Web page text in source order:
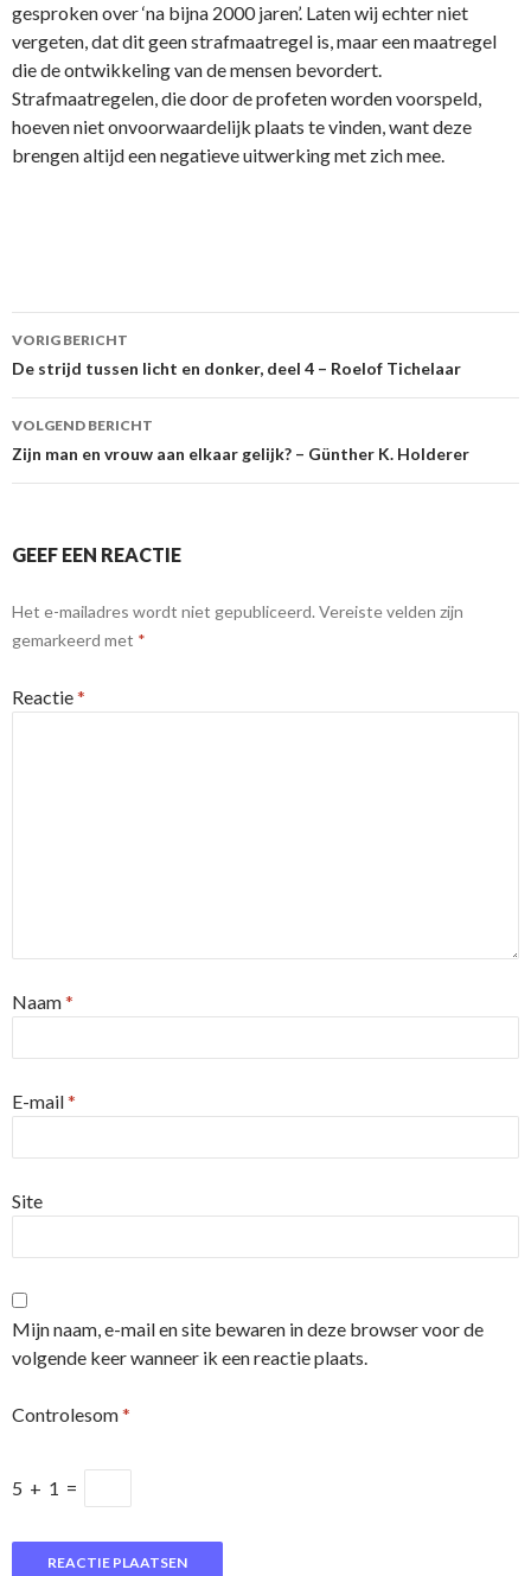
gesproken over ‘na bijna 2000 jaren’. Laten wij echter niet
vergeten, dat dit geen strafmaatregel is, maar een maatregel
die de o­ntwikkeling van de mensen bevordert.
Strafmaatregelen, die door de profeten worden voorspeld,
hoeven niet o­nvoorwaardelijk plaats te vinden, want deze
brengen altijd een negatieve uitwerking met zich mee.
Berichtnavigatie
VORIG BERICHT
De strijd tussen licht en donker, deel 4 – Roelof Tichelaar
VOLGEND BERICHT
Zijn man en vrouw aan elkaar gelijk? – Günther K. Holderer
GEEF EEN REACTIE
Het e-mailadres wordt niet gepubliceerd. Vereiste velden zijn
gemarkeerd met *
Reactie*
Naam*
E-mail*
Site
Mijn naam, e-mail en site bewaren in deze browser voor de
volgende keer wanneer ik een reactie plaats.
Controlesom*
5 + 1 =